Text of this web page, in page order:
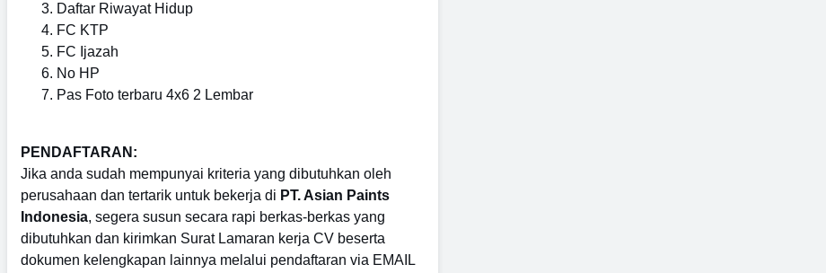
Daftar Riwayat Hidup
FC KTP
FC Ijazah
No HP
Pas Foto terbaru 4x6 2 Lembar
PENDAFTARAN:
Jika anda sudah mempunyai kriteria yang dibutuhkan oleh
perusahaan dan tertarik untuk bekerja di PT. Asian Paints
Indonesia, segera susun secara rapi berkas-berkas yang
dibutuhkan dan kirimkan Surat Lamaran kerja CV beserta
dokumen kelengkapan lainnya melalui pendaftaran via EMAIL